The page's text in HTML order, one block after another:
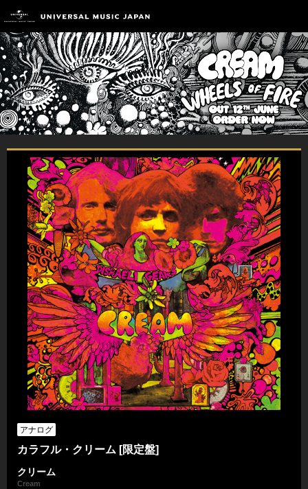
アナログ
カラフル・クリーム [限定盤]
クリーム
Cream